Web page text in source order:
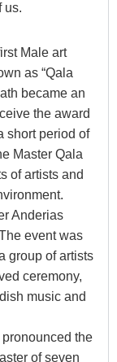
us.
Male art
as “Qala
became an
the award
short period of
Master Qala
of artists and
Anderias
event was
group of artists
ceremony,
music and
the
of seven